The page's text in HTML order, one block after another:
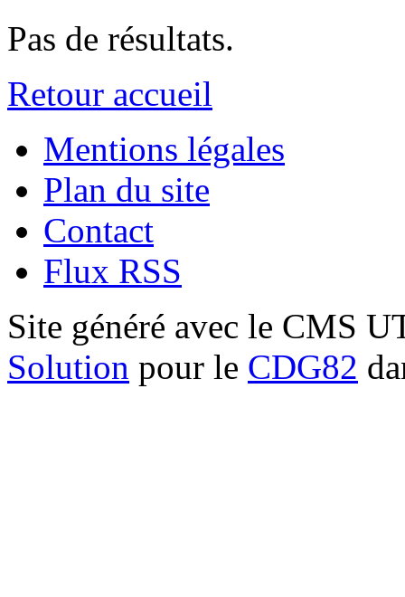
Pas de résultats.
Retour accueil
Mentions légales
Plan du site
Contact
Flux RSS
Site généré avec le CMS
Solution pour le CDG82